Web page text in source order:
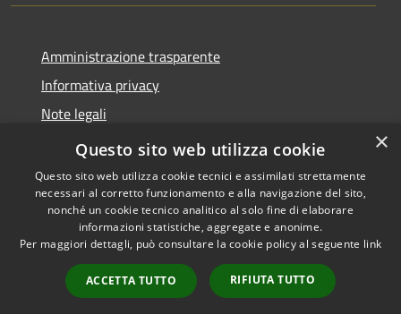
Amministrazione trasparente
Informativa privacy
Note legali
Dichiarazione di accessibilità
Accessibilità
Copyright © 2026 • Comune di
Andretta • Powered by
Municipium•
Accesso
redazione
×
Questo sito web utilizza cookie
Questo sito web utilizza cookie tecnici e assimilati strettamente
necessari al corretto funzionamento e alla navigazione del sito,
nonché un cookie tecnico analitico al solo fine di elaborare
informazioni statistiche, aggregate e anonime.
Per maggiori dettagli, può consultare la cookie policy al seguente link
ACCETTA TUTTO RIFIUTA TUTTO